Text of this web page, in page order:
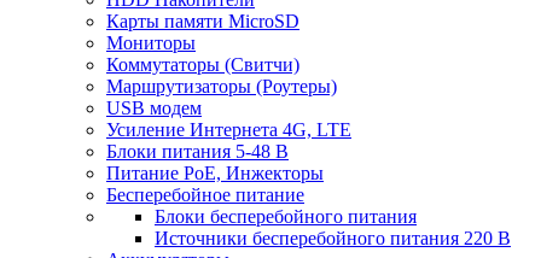
Карты памяти MicroSD
Мониторы
Коммутаторы (Свитчи)
Маршрутизаторы (Роутеры)
USB модем
Усиление Интернета 4G, LTE
Блоки питания 5-48 В
Питание PoE, Инжекторы
Бесперебойное питание
Блоки бесперебойного питания
Источники бесперебойного питания 220 В